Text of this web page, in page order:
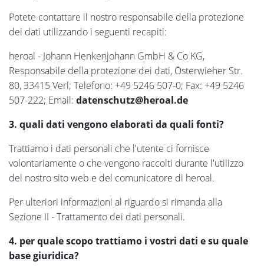
Potete contattare il nostro responsabile della protezione
dei dati utilizzando i seguenti recapiti:
heroal - Johann Henkenjohann GmbH & Co KG,
Responsabile della protezione dei dati, Österwieher Str.
80, 33415 Verl; Telefono: +49 5246 507-0; Fax: +49 5246
507-222; Email: datenschutz@heroal.de
3. quali dati vengono elaborati da quali fonti?
Trattiamo i dati personali che l'utente ci fornisce
volontariamente o che vengono raccolti durante l'utilizzo
del nostro sito web e del comunicatore di heroal.
Per ulteriori informazioni al riguardo si rimanda alla
Sezione II - Trattamento dei dati personali.
4. per quale scopo trattiamo i vostri dati e su quale
base giuridica?